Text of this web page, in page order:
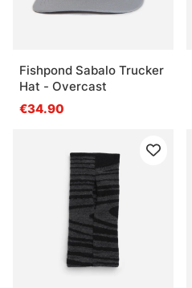
Fishpond Sabalo Trucker
Hat - Overcast
€34.90